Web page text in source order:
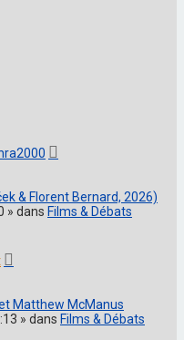
& Florent Bernard, 2026)
» dans Films & Débats
Matthew McManus
» dans Films & Débats